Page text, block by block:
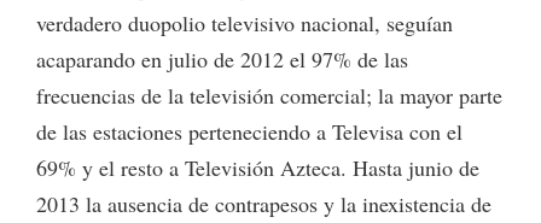
verdadero duopolio televisivo nacional, seguían
acaparando en julio de 2012 el 97% de las
frecuencias de la televisión comercial; la mayor parte
de las estaciones perteneciendo a Televisa con el
69% y el resto a Televisión Azteca. Hasta junio de
2013 la ausencia de contrapesos y la inexistencia de